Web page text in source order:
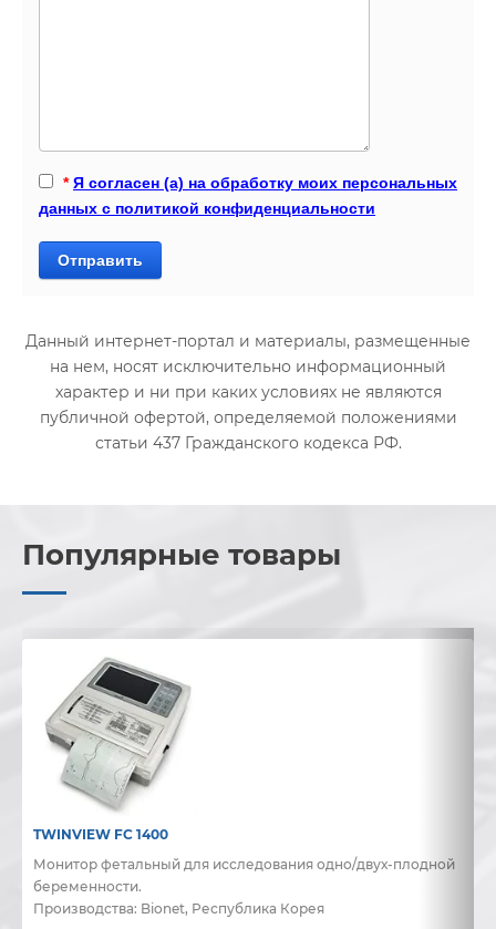
* Я согласен (а) на обработку моих персональных
данных с политикой конфиденциальности
Отправить
Данный интернет-портал и материалы, размещенные
на нем, носят исключительно информационный
характер и ни при каких условиях не являются
публичной офертой, определяемой положениями
статьи 437 Гражданского кодекса РФ.
Популярные товары
TWINVIEW FC 1400
Монитор фетальный для исследования одно/двух-плодной
беременности.
Производства: Bionet, Республика Корея